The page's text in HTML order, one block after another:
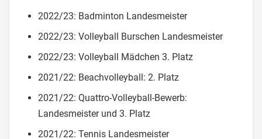
2022/23: Badminton Landesmeister
2022/23: Volleyball Burschen Landesmeister
2022/23: Volleyball Mädchen 3. Platz
2021/22: Beachvolleyball: 2. Platz
2021/22: Quattro-Volleyball-Bewerb:
Landesmeister und 3. Platz
2021/22: Tennis Landesmeister